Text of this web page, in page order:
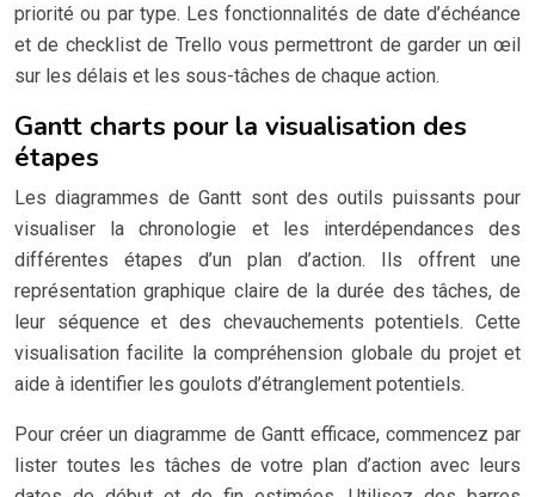
priorité ou par type. Les fonctionnalités de date d’échéance
et de checklist de Trello vous permettront de garder un œil
sur les délais et les sous-tâches de chaque action.
Gantt charts pour la visualisation des
étapes
Les diagrammes de Gantt sont des outils puissants pour
visualiser la chronologie et les interdépendances des
différentes étapes d’un plan d’action. Ils offrent une
représentation graphique claire de la durée des tâches, de
leur séquence et des chevauchements potentiels. Cette
visualisation facilite la compréhension globale du projet et
aide à identifier les goulots d’étranglement potentiels.
Pour créer un diagramme de Gantt efficace, commencez par
lister toutes les tâches de votre plan d’action avec leurs